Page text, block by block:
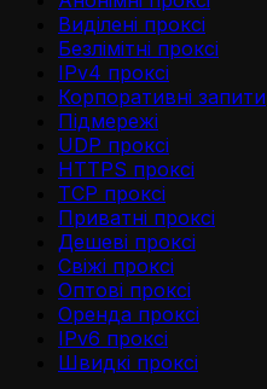
Виділені проксі
Безлімітні проксі
IPv4 проксі
Корпоративні запити
Підмережі
UDP проксі
HTTPS проксі
TCP проксі
Приватні проксі
Дешеві проксі
Свіжі проксі
Оптові проксі
Оренда проксі
IPv6 проксі
Швидкі проксі